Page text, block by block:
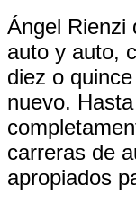
Ángel Rienzi
auto y auto,
diez o
nuevo.
carreras de
apropiados